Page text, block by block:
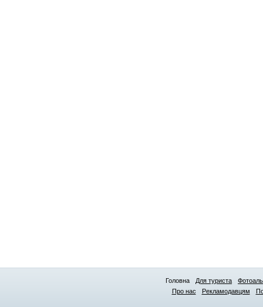
Головна Для туриста
Про нас
Рекламодавцям